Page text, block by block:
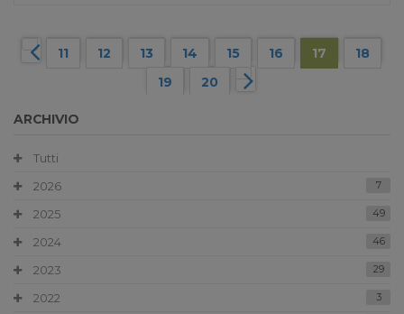
11 12 13 14 15 16 17
18
19
20
ARCHIVIO
Tutti
2026
7
2025 49
2024 46
2023 29
2022 3